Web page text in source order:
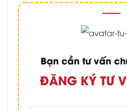
Bạn cần tư vấn
ĐĂNG KÝ TƯ